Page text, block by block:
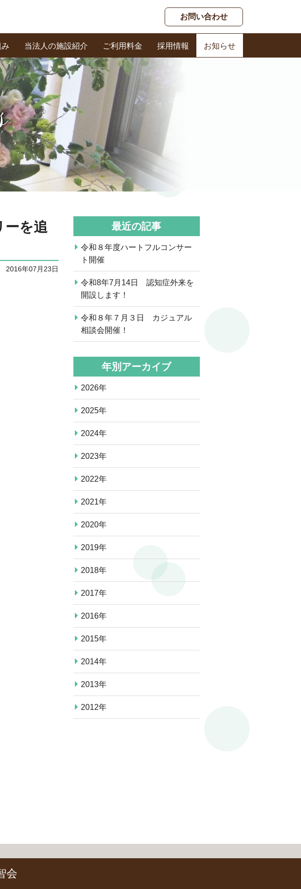
お問い合わせ
当法人の施設紹介 ご利用料金
春日ケアセンター
採用情報 お知らせ
ーを追
2016年07月23日
最近の記事
令和８年度ハートフルコンサー
ト開催
令和8年7月14日 認知症外来を
開設します！
令和８年７月３日 カジュアル
相談会開催！
年別アーカイブ
2026年
2025年
2024年
2023年
2022年
2021年
2020年
2019年
2018年
2017年
2016年
2015年
2014年
2013年
2012年
会